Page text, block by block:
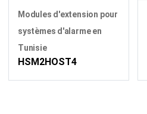
Modules d'extension pour
systèmes d'alarme en
Tunisie
HSM2HOST4